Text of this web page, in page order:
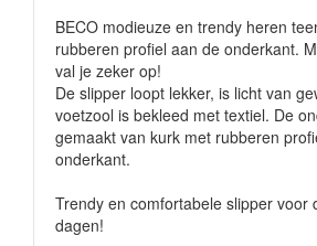
BECO modieuze en trendy heren
rubberen profiel aan de onderkant.
val je zeker op!
De slipper loopt lekker, is licht van
voetzool is bekleed met textiel. De
gemaakt van kurk met rubberen
onderkant.
Trendy en comfortabele slipper voor
dagen!